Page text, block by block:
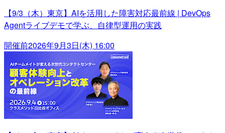
【9/3（木）東京】AIを活用した障害対応最前線 | DevOps
Agentライブデモで学ぶ、自律型運用の実践
開催前2026年9月3日(木) 16:00